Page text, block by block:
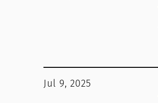
Jul 9, 2025